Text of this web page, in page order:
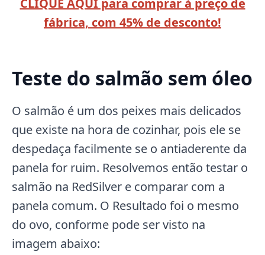
CLIQUE AQUI para comprar à preço de
fábrica, com 45% de desconto!
Teste do salmão sem óleo
O salmão é um dos peixes mais delicados
que existe na hora de cozinhar, pois ele se
despedaça facilmente se o antiaderente da
panela for ruim. Resolvemos então testar o
salmão na RedSilver e comparar com a
panela comum. O Resultado foi o mesmo
do ovo, conforme pode ser visto na
imagem abaixo: